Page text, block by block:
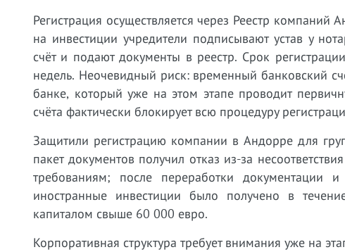
Регистрация осуществляется через Реестр
на инвестиции учредители подписывают устав у
счёт и подают документы в реестр. Срок
недель. Неочевидный риск: временный банковский
банке, который уже на этом этапе проводит
счёта фактически блокирует всю процедуру
Защитили регистрацию компании в Андорре для
пакет документов получил отказ из-за
требованиям; после переработки документации
иностранные инвестиции было получено в
капиталом свыше 60 000 евро.
Корпоративная структура требует внимания уже на